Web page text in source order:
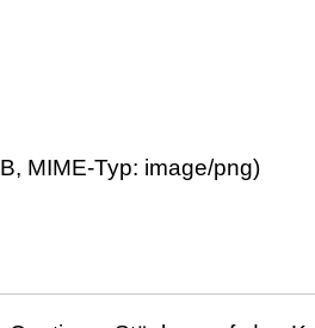
MIME-Typ: image/png)